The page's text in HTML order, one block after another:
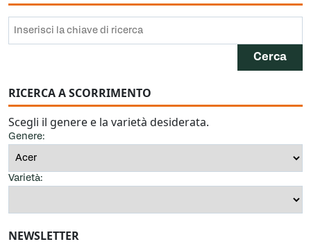
RICERCA A SCORRIMENTO
Scegli il genere e la varietà desiderata.
Genere:
Varietà:
NEWSLETTER